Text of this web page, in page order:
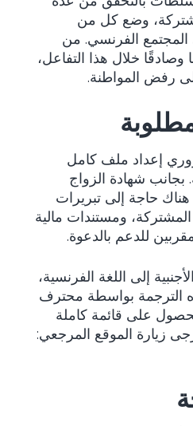
وضع كل من
المجتمع الفرنسي. من
خلال هذا التفاعل،
رفض المواطنة.
إعداد ملف كامل
شهادة الزواج
هناك حاجة إلى تبريرات
المشتركة، ومستندات مالية
للدعم بالدعوة.
إلى اللغة الفرنسية،
الترجمة بواسطة محترف
على قائمة كاملة
زيارة الموقع المرجعي: